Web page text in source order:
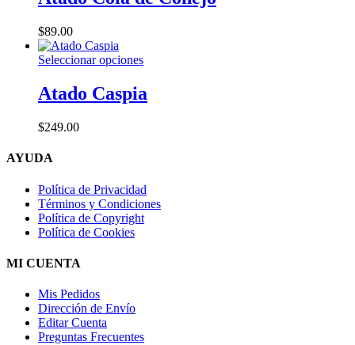
$89.00
Seleccionar opcionesEste
múltiples
elegir
en
la
Atado Caspia
$249.00
AYUDA
Política de Privacidad
Términos y Condiciones
Política de Copyright
Política de Cookies
MI CUENTA
Mis Pedidos
Dirección de Envío
Editar Cuenta
Preguntas Frecuentes